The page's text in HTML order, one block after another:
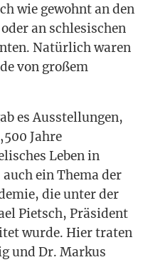
wie gewohnt an den
an schle­si­schen
Natür­lich waren
von gro­ßem
es Aus­stel­lun­gen,
Jah­re
Leben in
auch ein The­ma der
die unter der
Pietsch, Prä­si­dent
wur­de. Hier tra­ten
und Dr. Mar­kus